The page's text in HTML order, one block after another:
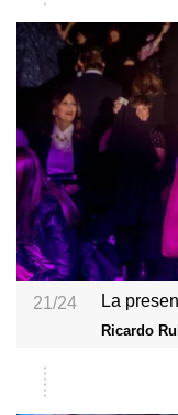
21/24 La
Ricardo